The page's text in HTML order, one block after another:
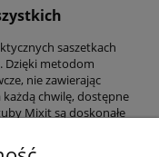
saszetkach
Dzięki metodom
nie zawierając
chwilę, dostępne
Mixit są doskonałe